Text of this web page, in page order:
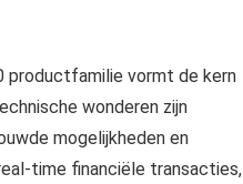
vormt de kern
wonderen zijn
mogelijkheden en
time financiële transacties,